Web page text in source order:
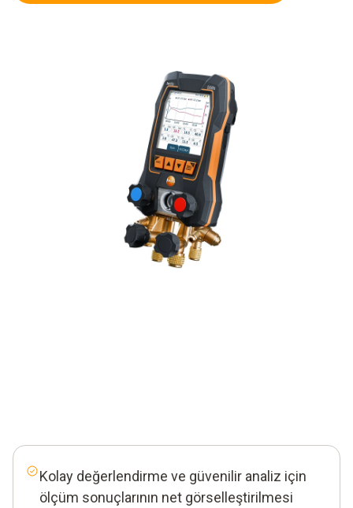
Kolay değerlendirme ve güvenilir analiz için
ölçüm sonuçlarının net görselleştirilmesi